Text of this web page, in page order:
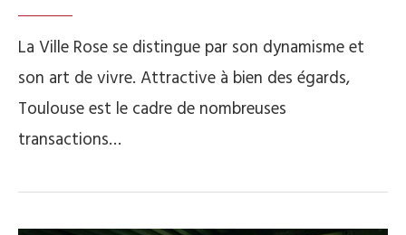
La Ville Rose se distingue par son dynamisme et
son art de vivre. Attractive à bien des égards,
Toulouse est le cadre de nombreuses
transactions…